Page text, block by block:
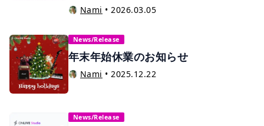
Nami •2026.03.05
News/Release
年末年始休業のお知らせ
Nami •2025.12.22
News/Release